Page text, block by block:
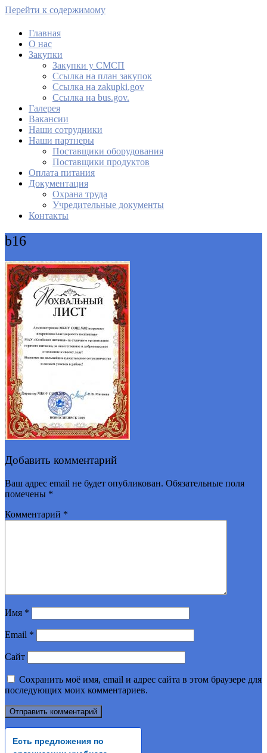
Перейти к содержимому
МАУ Комбинат питания
Главная
О нас
Закупки
Закупки у СМСП
Cсылка на план закупок
Cсылка на zakupki.gov
Ссылка на bus.gov.
Галерея
Вакансии
Наши сотрудники
Наши партнеры
Поставщики оборудования
Поставщики продуктов
Оплата питания
Документация
Охрана труда
Учредительные документы
Контакты
b16
Добавить комментарий
Ваш адрес email не будет опубликован. Обязательные поля
помечены *
Комментарий *
Имя *
Email *
Сайт
Сохранить моё имя, email и адрес сайта в этом браузере для
последующих моих комментариев.
Есть предложения по